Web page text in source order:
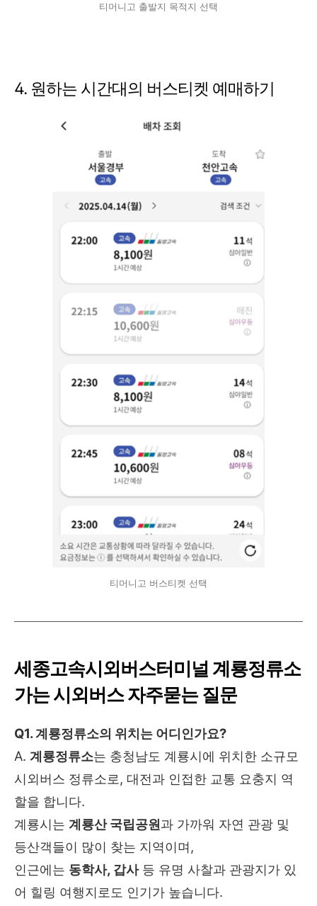
티머니고 출발지 목적지 선택
4. 원하는 시간대의 버스티켓 예매하기
티머니고 버스티켓 선택
세종고속시외버스터미널 계룡정류소
가는 시외버스 자주묻는 질문
Q1. 계룡정류소의 위치는 어디인가요?
A. 계룡정류소는 충청남도 계룡시에 위치한 소규모
시외버스 정류소로, 대전과 인접한 교통 요충지 역
할을 합니다.
계룡시는 계룡산 국립공원과 가까워 자연 관광 및
등산객들이 많이 찾는 지역이며,
인근에는 동학사, 갑사등 유명 사찰과 관광지가 있
어 힐링 여행지로도 인기가 높습니다.